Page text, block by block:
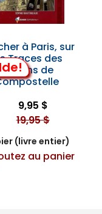
à Paris, sur
Traces des
Pèlerins de
9,95 $
19,95 $
(livre entier)
au panier